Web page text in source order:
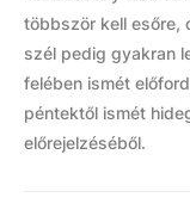
többször kell esőre,
szél pedig gyakran
felében ismét
péntektől ismét
előrejelzéséből.